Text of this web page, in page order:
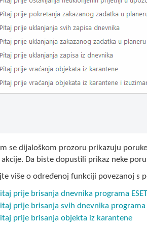
se dijaloškom prozoru prikazuju
akcije. Da biste dopustili prikaz neke
više o određenoj funkciji povezanoj s
prije brisanja dnevnika programa
prije brisanja svih dnevnika programa
prije brisanja objekta iz karantene